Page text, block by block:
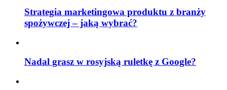
Strategia marketingowa produktu z branży
spożywczej – jaką wybrać?
Nadal grasz w rosyjską ruletkę z Google?